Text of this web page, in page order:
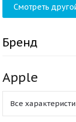
Смотреть
Бренд
Apple
Все